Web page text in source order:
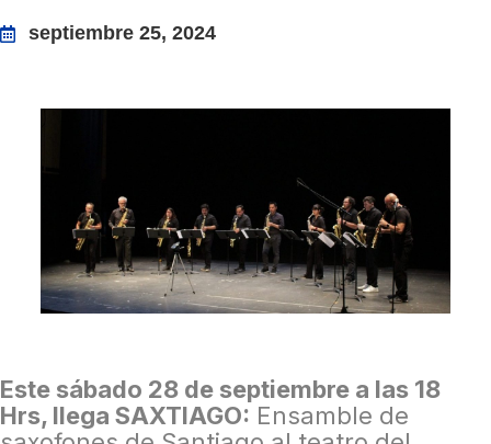
septiembre 25, 2024
Este sábado 28 de septiembre a las 18
Hrs, llega SAXTIAGO: Ensamble de